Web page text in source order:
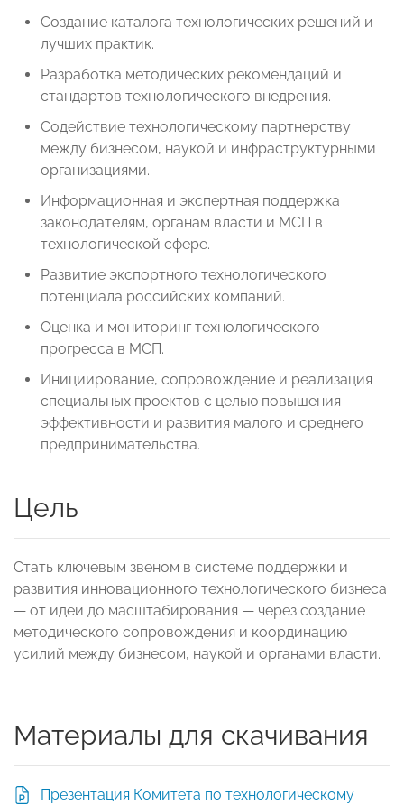
Создание каталога технологических решений и
лучших практик.
Разработка методических рекомендаций и
стандартов технологического внедрения.
Содействие технологическому партнерству
между бизнесом, наукой и инфраструктурными
организациями.
Информационная и экспертная поддержка
законодателям, органам власти и МСП в
технологической сфере.
Развитие экспортного технологического
потенциала российских компаний.
Оценка и мониторинг технологического
прогресса в МСП.
Инициирование, сопровождение и реализация
специальных проектов с целью повышения
эффективности и развития малого и среднего
предпринимательства.
Цель
Стать ключевым звеном в системе поддержки и
развития инновационного технологического бизнеса
— от идеи до масштабирования — через создание
методического сопровождения и координацию
усилий между бизнесом, наукой и органами власти.
Материалы для скачивания
Презентация Комитета по технологическому